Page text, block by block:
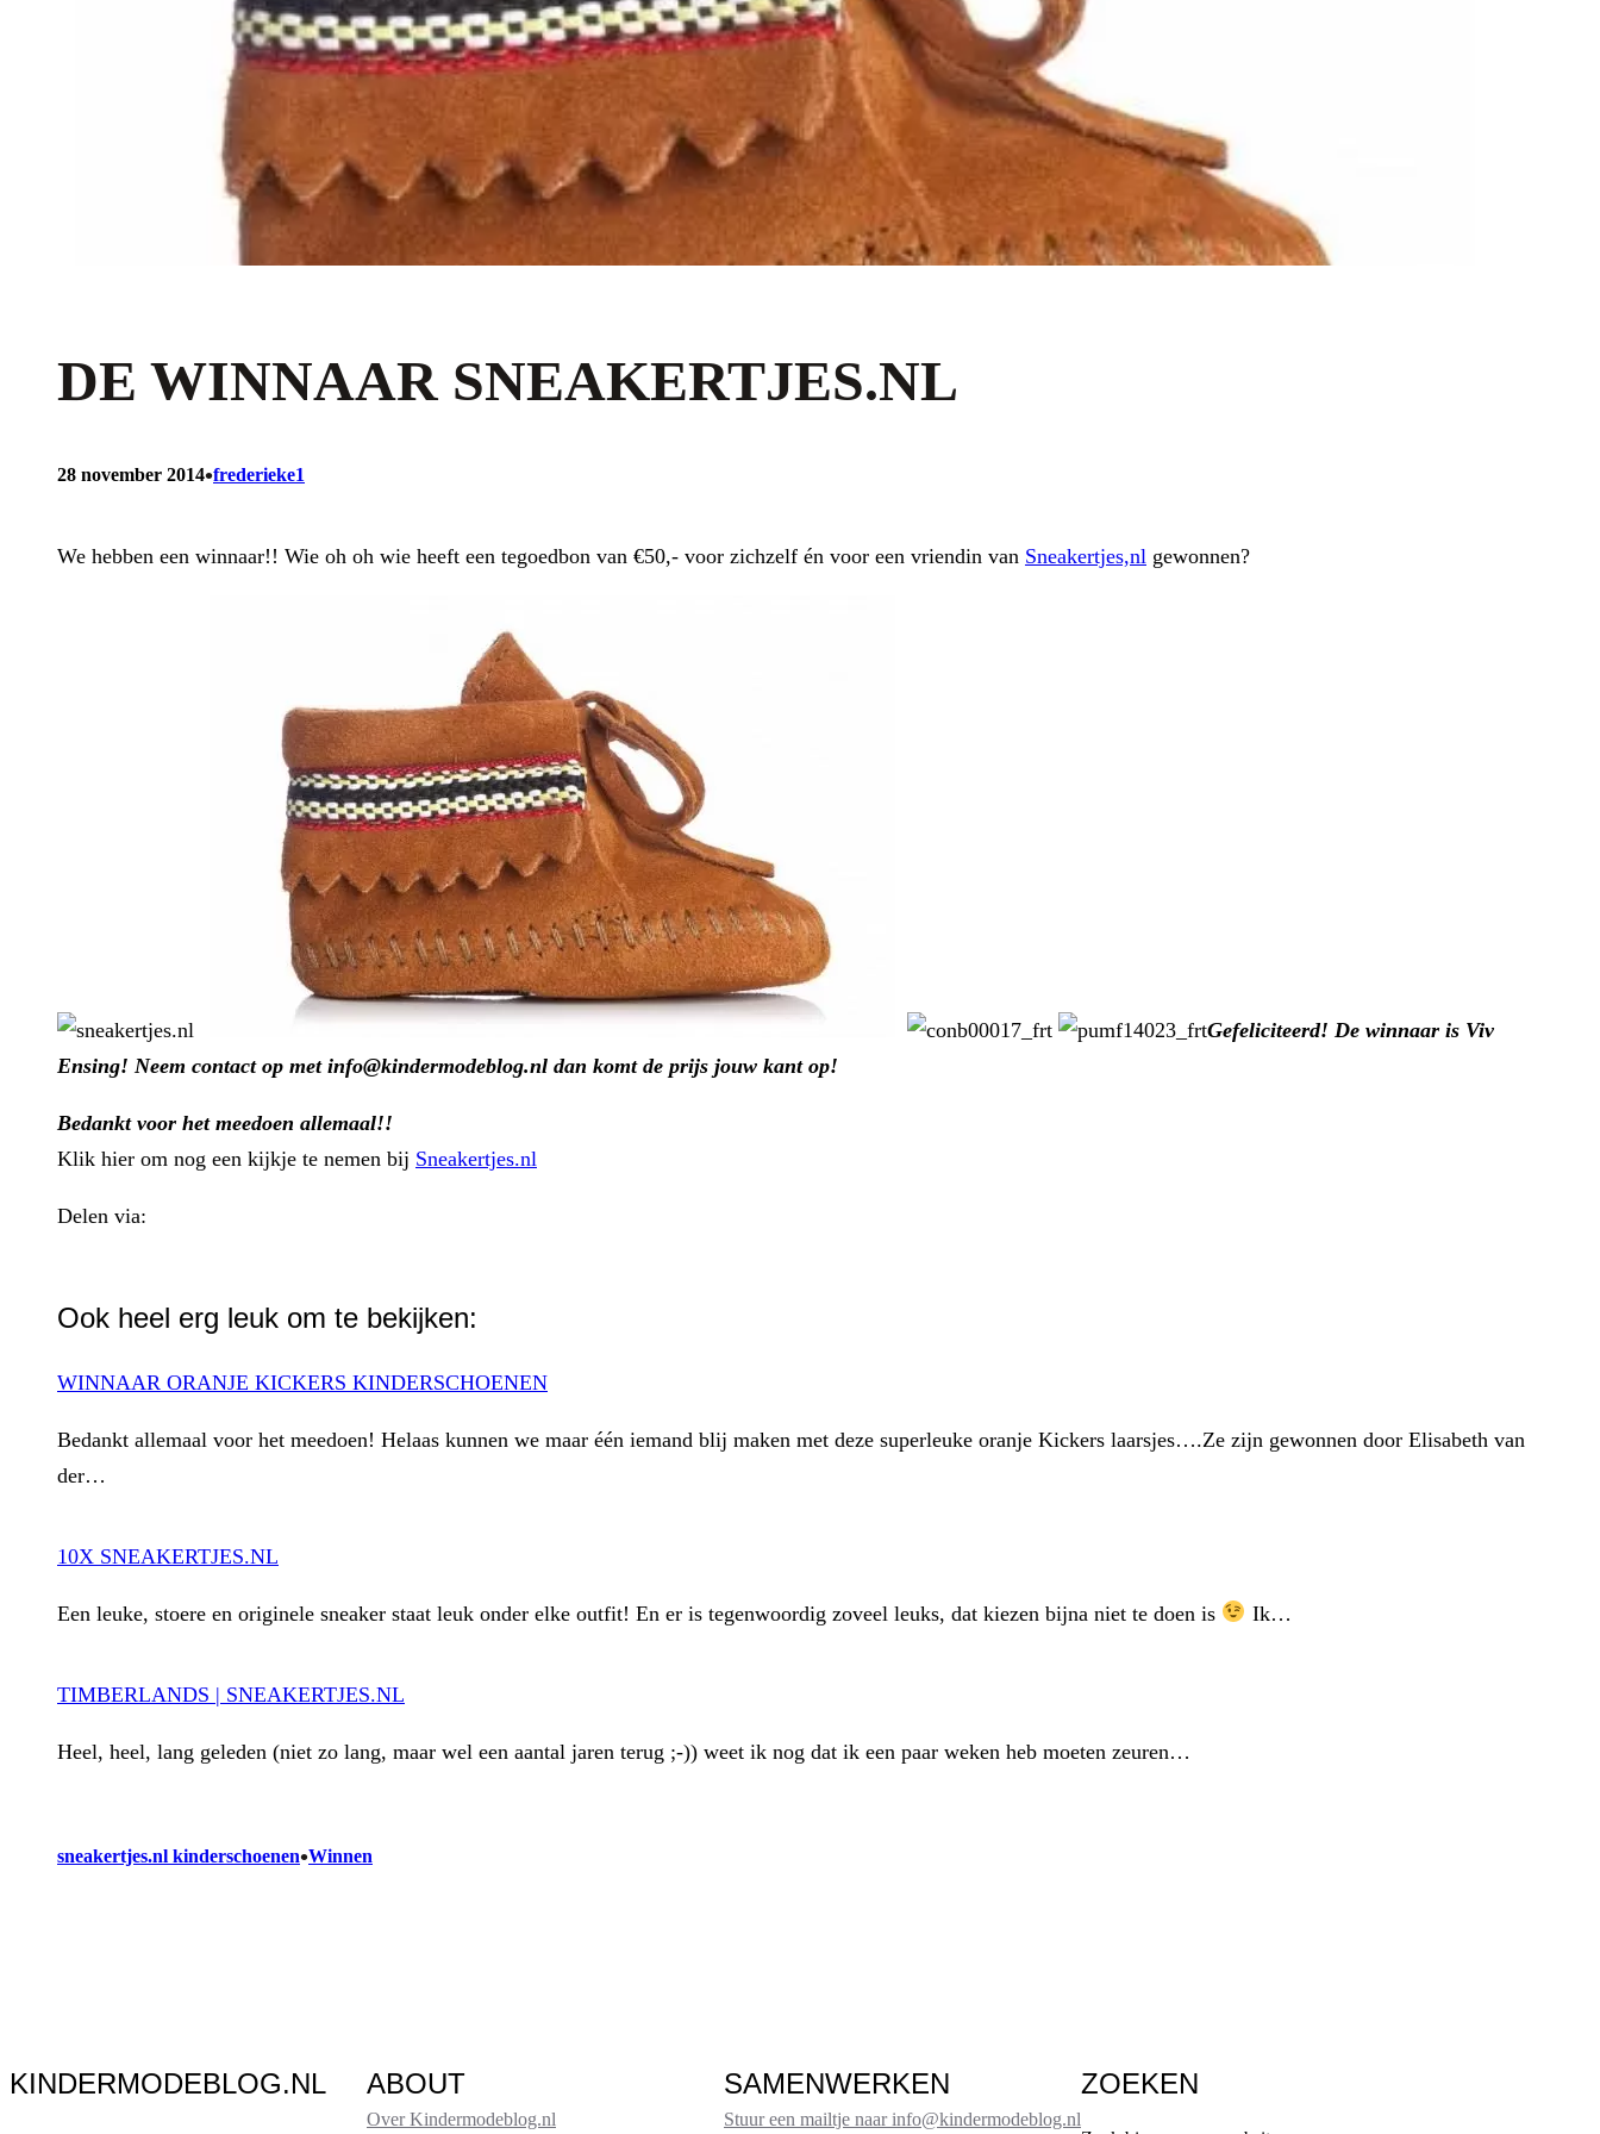
DE WINNAAR SNEAKERTJES.NL
28 november 2014•frederieke1
We hebben een winnaar!! Wie oh oh wie heeft een tegoedbon van €50,- voor zichzelf én voor een vriendin van Sneakertjes,nl gewonnen?
Gefeliciteerd! De winnaar is Viv
Ensing! Neem contact op met info@kindermodeblog.nl dan komt de prijs jouw kant op!
Bedankt voor het meedoen allemaal!!
Klik hier om nog een kijkje te nemen bij Sneakertjes.nl
Delen via:
Ook heel erg leuk om te bekijken:
WINNAAR ORANJE KICKERS KINDERSCHOENEN
Bedankt allemaal voor het meedoen! Helaas kunnen we maar één iemand blij maken met deze superleuke oranje Kickers laarsjes….Ze zijn gewonnen door Elisabeth van
der…
10X SNEAKERTJES.NL
Een leuke, stoere en originele sneaker staat leuk onder elke outfit! En er is tegenwoordig zoveel leuks, dat kiezen bijna niet te doen is Ik…
TIMBERLANDS | SNEAKERTJES.NL
Heel, heel, lang geleden (niet zo lang, maar wel een aantal jaren terug ;-)) weet ik nog dat ik een paar weken heb moeten zeuren…
sneakertjes.nl kinderschoenen•Winnen
KINDERMODEBLOG.NL ABOUT
Over Kindermodeblog.nl
SAMENWERKEN
Stuur een mailtje naar info@kindermodeblog.nl
ZOEKEN